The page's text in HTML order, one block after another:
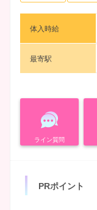
体入時給
最寄駅
ライン質問
PRポイント